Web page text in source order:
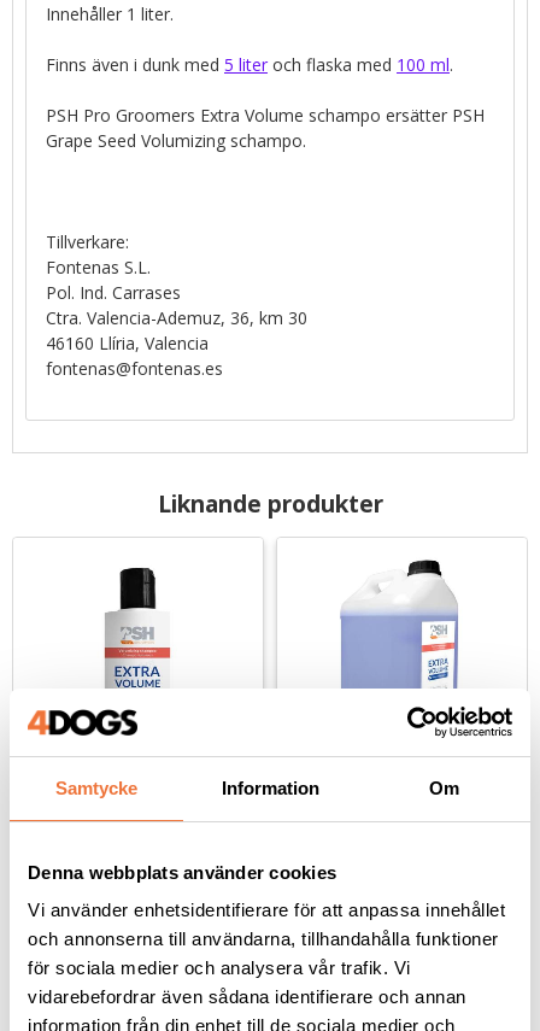
Samtycke Information Om
Denna webbplats använder cookies
Vi använder enhetsidentifierare för att anpassa innehållet
och annonserna till användarna, tillhandahålla funktioner
för sociala medier och analysera vår trafik. Vi
vidarebefordrar även sådana identifierare och annan
information från din enhet till de sociala medier och
Innehåller 1 liter.
Finns även i dunk med 5 liter och flaska med 100 ml.
PSH Pro Groomers Extra Volume schampo ersätter PSH
Grape Seed Volumizing schampo.
Tillverkare:
Fontenas S.L.
Pol. Ind. Carrases
Ctra. Valencia-Ademuz, 36, km 30
46160 Llíria, Valencia
fontenas@fontenas.es
Liknande produkter
PSH Pro Groomers
Skapar volym och fyllighet
69kr
PSH Pro Groomers
Skapar volym och fyllighet
749kr